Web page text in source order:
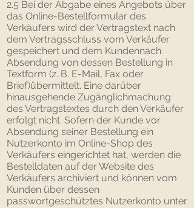
2.5 Bei der Abgabe eines Angebots über
das Online-Bestellformular des
Verkäufers wird der Vertragstext nach
dem Vertragsschluss vom Verkäufer
gespeichert und dem Kundennach
Absendung von dessen Bestellung in
Textform (z. B. E-Mail, Fax oder
Brief)übermittelt. Eine darüber
hinausgehende Zugänglichmachung
des Vertragstextes durch den Verkäufer
erfolgt nicht. Sofern der Kunde vor
Absendung seiner Bestellung ein
Nutzerkonto im Online-Shop des
Verkäufers eingerichtet hat, werden die
Bestelldaten auf der Website des
Verkäufers archiviert und können vom
Kunden über dessen
passwortgeschütztes Nutzerkonto unter